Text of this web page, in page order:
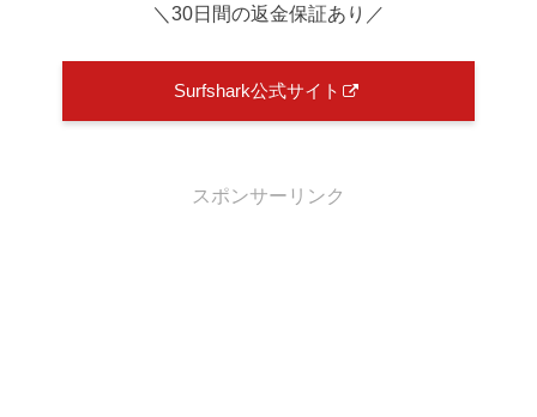
＼30日間の返金保証あり／
Surfshark公式サイト
スポンサーリンク